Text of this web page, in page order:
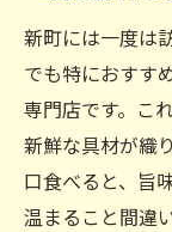
新町には一度は
でも特におすす
専門店です。こ
新鮮な具材が織
口食べると、旨
温まること間違